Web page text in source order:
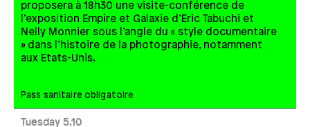
proposera à 18h30 une visite-conférence de
l’exposition Empire et Galaxie d’Eric Tabuchi et
Nelly Monnier sous l’angle du « style documentaire
» dans l’histoire de la photographie, notamment
aux Etats-Unis.
Pass sanitaire obligatoire
Tuesday 5.10